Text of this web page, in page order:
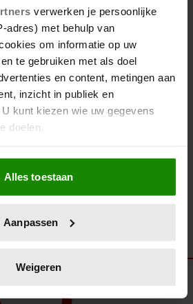
verwerken je persoonlijke
adres) met behulp van
om informatie op uw
te gebruiken met als doel
en content, metingen aan
inzicht in publiek en
kunt kiezen wie uw gegevens
doelen.
we ook graag:
over uw geografische
paar meter nauwkeurig kan zijn
eigenschappen (fingerprinting)
in het
Alles toestaan
Aanpassen
Weigeren
LEEUW
NA SAMEN